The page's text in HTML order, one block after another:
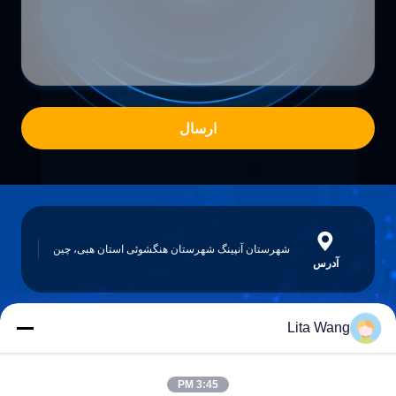
ارسال
آدرس
شهرستان آنپینگ شهرستان هنگشوئی استان هبی، چین
lita@screenmeshnet.com
Lita Wang
3:45 PM